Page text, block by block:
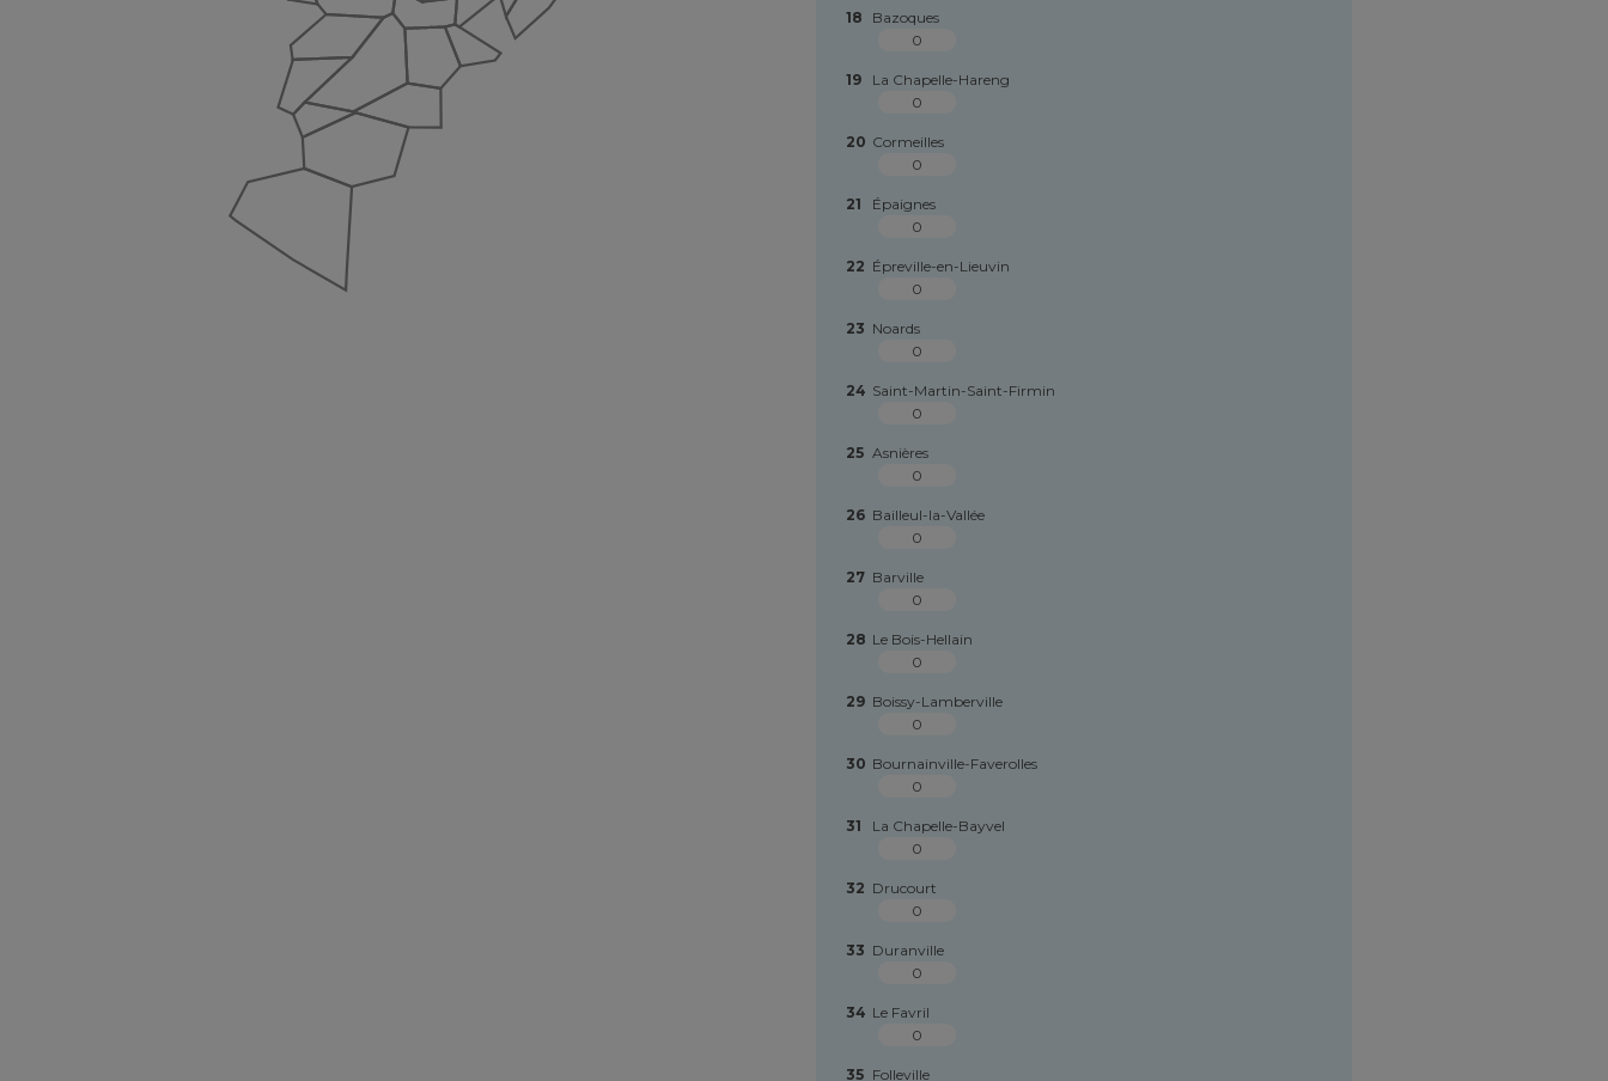
18
Bazoques
0
19
La Chapelle-Hareng
0
20 Cormeilles
0
21
Épaignes
0
22 Épreville-en-Lieuvin
0
23 Noards
0
24 Saint-Martin-Saint-Firmin
0
25 Asnières
0
26 Bailleul-la-Vallée
0
27 Barville
0
28 Le Bois-Hellain
0
29 Boissy-Lamberville
0
30 Bournainville-Faverolles
0
31
La Chapelle-Bayvel
0
32 Drucourt
0
33 Duranville
0
34 Le Favril
0
35 Folleville